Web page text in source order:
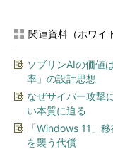
関連資料（ホワイ
ソブリンAIの価値
率」の設計思想
なぜサイバー攻撃
い本質に迫る
「Windows 11」
を襲う代償